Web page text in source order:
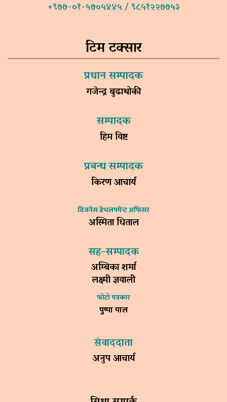
+९७७-०१-५७०५४४५ / ९८५१२२७७५३
टिम टक्सार
प्रधान सम्पादक
गजेन्द्र बुढाथोकी
सम्पादक
हिम विष्ट
प्रबन्ध सम्पादक
किरण आचार्य
विजनेस डेभलपमेन्ट अफिसर
अस्मिता धिताल
सह–सम्पादक
अम्बिका शर्मा
लक्ष्मी ज्ञवाली
फोटो पत्रकार
पुष्पा पाल
संवाददाता
अनुप आचार्य